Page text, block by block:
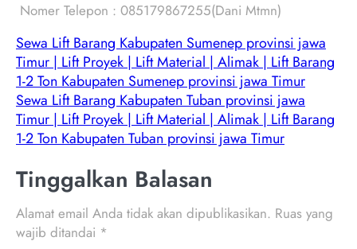
Nomer Telepon : 085179867255(Dani Mtmn)
Sewa Lift Barang Kabupaten Sumenep provinsi jawa
Timur | Lift Proyek | Lift Material | Alimak | Lift Barang
1-2 Ton Kabupaten Sumenep provinsi jawa Timur
Sewa Lift Barang Kabupaten Tuban provinsi jawa
Timur | Lift Proyek | Lift Material | Alimak | Lift Barang
1-2 Ton Kabupaten Tuban provinsi jawa Timur
Tinggalkan Balasan
Alamat email Anda tidak akan dipublikasikan. Ruas yang
wajib ditandai *